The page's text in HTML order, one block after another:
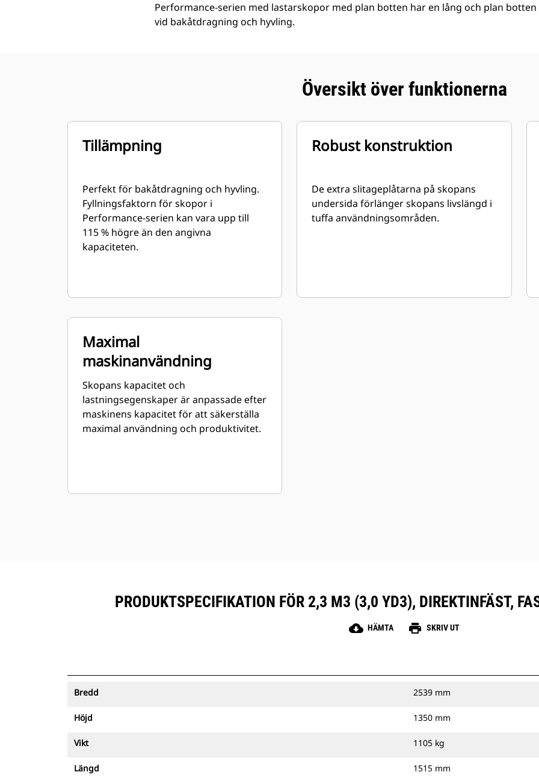
Performance-serien med lastarskopor med plan botten har en lång och plan
vid bakåtdragning och hyvling.
Översikt över funktionerna
Tillämpning
Perfekt för bakåtdragning och hyvling.
Fyllningsfaktorn för skopor i
Performance-serien kan vara upp till
115 % högre än den angivna
kapaciteten.
Robust konstruktion
De extra slitageplåtarna på skopans
undersida förlänger skopans livslängd i
tuffa användningsområden.
Maximal
maskinanvändning
Skopans kapacitet och
lastningsegenskaper är anpassade efter
maskinens kapacitet för att säkerställa
maximal användning och produktivitet.
PRODUKTSPECIFIKATION FÖR 2,3 M3 (3,0 YD3), DIREKTINFÄST,
cloud_download HÄMTA print SKRIV UT
Bredd 2539 mm
Höjd 1350 mm
Vikt 1105 kg
Längd 1515 mm